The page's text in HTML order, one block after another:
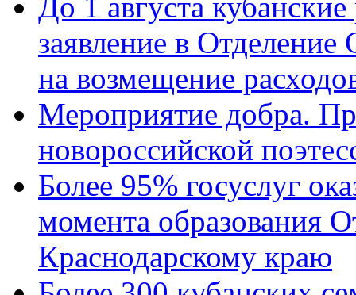
заявление в
на возмещение
Мероприятие добра.
новороссийской
Более 95% госуслуг
момента образования
Краснодарскому краю